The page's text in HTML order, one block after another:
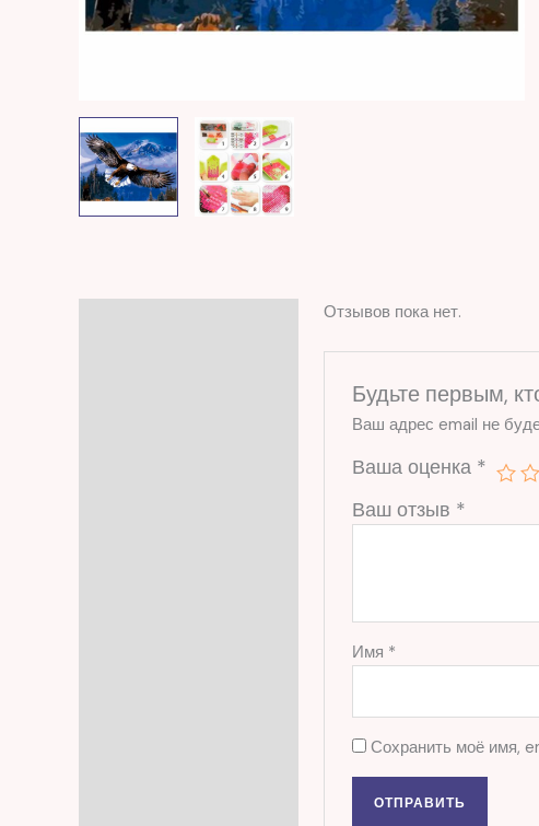
Отзывов пока нет.
Будьте первым,
Ваш адрес email не
Ваша оценка *
Ваш отзыв *
Имя *
Сохранить моё имя,